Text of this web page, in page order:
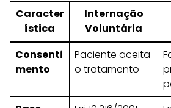
Caracter
ística
Internação
Voluntária
Consenti
mento
Paciente aceita
o tratamento